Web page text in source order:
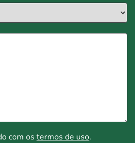
com os termos de uso.